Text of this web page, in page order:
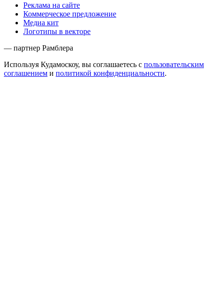
Реклама на сайте
Коммерческое предложение
Медиа кит
Логотипы в векторе
— партнер Рамблера
Используя Кудамоскоу, вы соглашаетесь с пользовательским
соглашением и политикой конфиденциальности.